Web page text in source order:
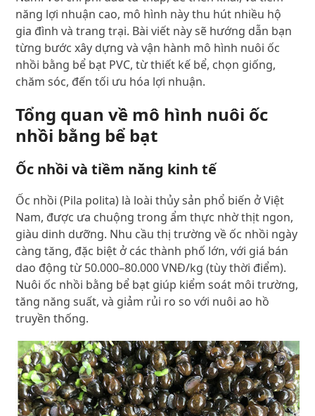
năng lợi nhuận cao, mô hình này thu hút nhiều hộ
gia đình và trang trại. Bài viết này sẽ hướng dẫn bạn
từng bước xây dựng và vận hành mô hình nuôi ốc
nhồi bằng bể bạt PVC, từ thiết kế bể, chọn giống,
chăm sóc, đến tối ưu hóa lợi nhuận.
Tổng quan về mô hình nuôi ốc
nhồi bằng bể bạt
Ốc nhồi và tiềm năng kinh tế
Ốc nhồi (Pila polita) là loài thủy sản phổ biến ở Việt
Nam, được ưa chuộng trong ẩm thực nhờ thịt ngon,
giàu dinh dưỡng. Nhu cầu thị trường về ốc nhồi ngày
càng tăng, đặc biệt ở các thành phố lớn, với giá bán
dao động từ 50.000–80.000 VNĐ/kg (tùy thời điểm).
Nuôi ốc nhồi bằng bể bạt giúp kiểm soát môi trường,
tăng năng suất, và giảm rủi ro so với nuôi ao hồ
truyền thống.